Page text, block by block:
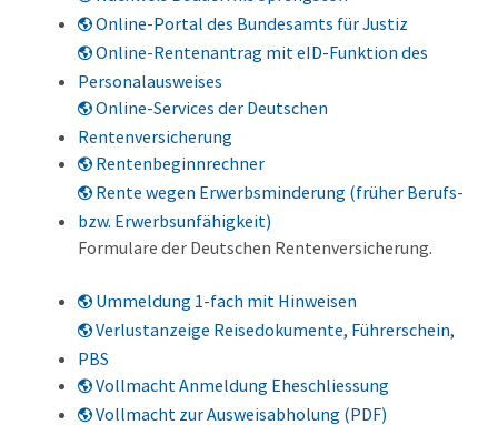
Online-Portal des Bundesamts für Justiz
Online-Rentenantrag mit eID-Funktion des
Personalausweises
Online-Services der Deutschen
Rentenversicherung
Rentenbeginnrechner
Rente wegen Erwerbsminderung (früher Berufs-
bzw. Erwerbsunfähigkeit)
Formulare der Deutschen Rentenversicherung.
Ummeldung 1-fach mit Hinweisen
Verlustanzeige Reisedokumente, Führerschein,
PBS
Vollmacht Anmeldung Eheschliessung
Vollmacht zur Ausweisabholung (PDF)